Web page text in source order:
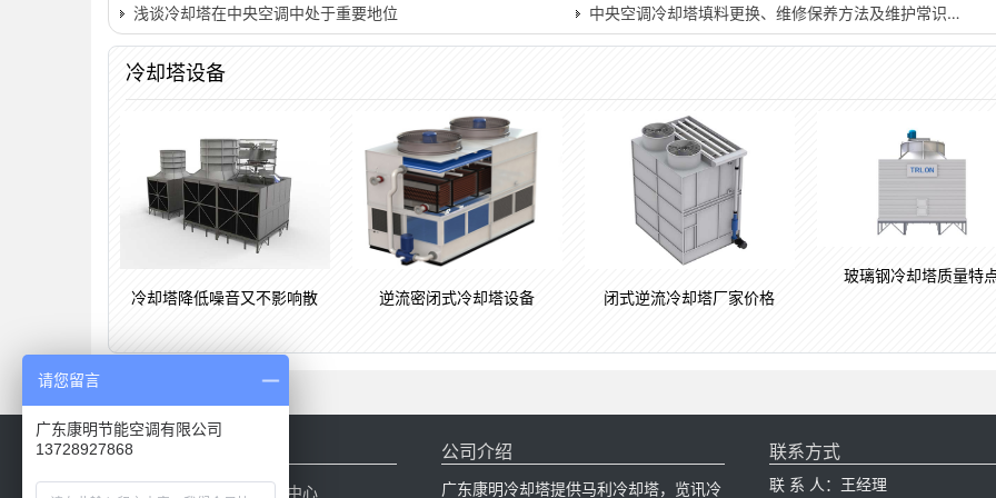
浅谈冷却塔在中央空调中处于重要地位 中央空调冷却塔填料更换、维修保养方法及维护常识…
冷却塔设备
冷却塔降低噪音又不影响散 逆流密闭式冷却塔设备 闭式逆流冷却塔厂家价格
玻璃钢冷却塔质量特
网站导航
网站首页 产品中心
公司介绍
广东康明冷却塔提供马利冷却塔，览讯冷
联系方式
联 系 人：王经理
请您留言
广东康明节能空调有限公司
13728927868